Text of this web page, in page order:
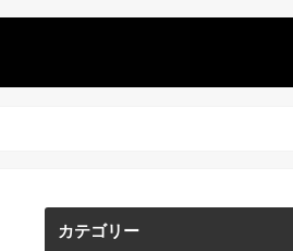
カテゴリー